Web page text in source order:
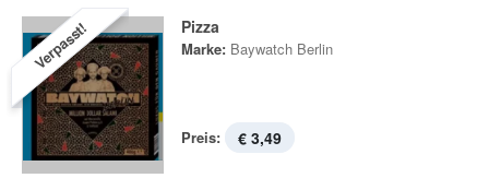
Verpasst! Pizza
Marke: Baywatch Berlin
Preis: € 3,49